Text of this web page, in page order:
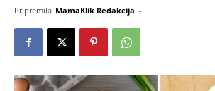
Pripremila MamaKlik Redakcija -